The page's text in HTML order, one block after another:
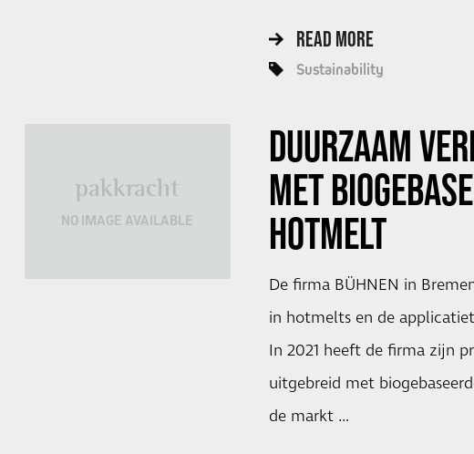
READ MORE
Sustainability
pakkracht
NO IMAGE AVAILABLE
DUURZAAM
MET
HOTMELT
De firma BÜHNEN in
in hotmelts en de
In 2021 heeft de firma zijn
uitgebreid met
de markt …